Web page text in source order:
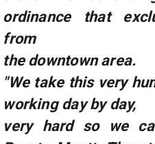
ordinance that
from
the downtown area.
"We take this very
working day by day,
very hard so we